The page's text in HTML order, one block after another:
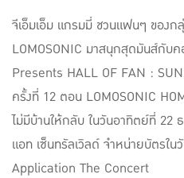
จีเอ็มเอ็ม แกรมมี่ ชวนแฟนๆ ของ
LOMOSONIC มาสนุกสุดมันส์กับค
Presents HALL OF FAN :
ครั้งที่ 12 ตอน LOMOSONIC
ไม่มีบ้านให้กลับ ในวันอาทิตย์ที่ 22
แอท เซ็นทรัลเวิลด์ จำหน่ายบัตรใ
Application The Concert